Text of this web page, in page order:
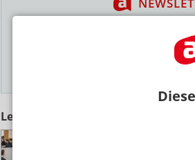
Hinweis zum Newsletter &
Lesen Sie auch